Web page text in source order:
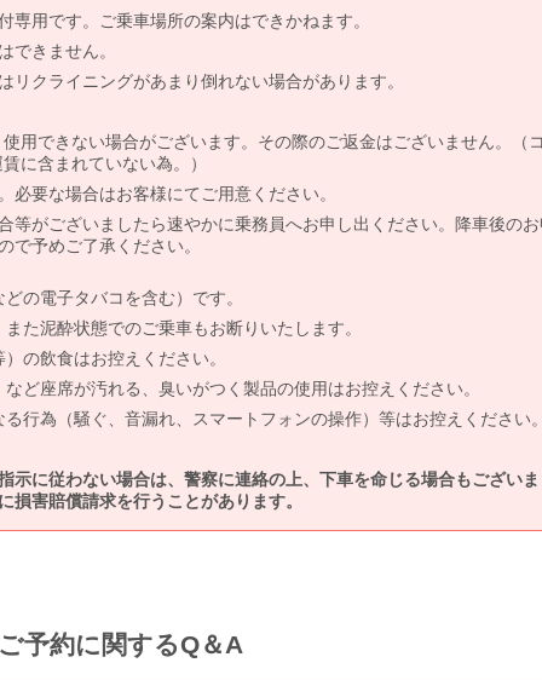
用です。ご乗車場所の案内はできかねます。
できません。
クライニングがあまり倒れない場合があります。
用できない場合がございます。その際のご返金はございません。（
に含まれていない為。）
要な場合はお客様にてご用意ください。
等がございましたら速やかに乗務員へお申し出ください。降車後の
で予めご了承ください。
の電子タバコを含む）です。
た泥酔状態でのご乗車もお断りいたします。
の飲食はお控えください。
ど座席が汚れる、臭いがつく製品の使用はお控えください。
行為（騒ぐ、音漏れ、スマートフォンの操作）等はお控えください
示に従わない場合は、警察に連絡の上、下車を命じる場合もございま
害賠償請求を行うことがあります。
予約に関するQ＆A